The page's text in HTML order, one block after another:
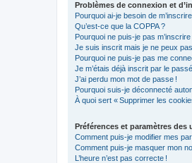
Problèmes de connexion et
Pourquoi ai-je besoin de
Qu’est-ce que la COPPA ?
Pourquoi ne puis-je pas m’inscrire
Je suis inscrit mais je ne peux
Pourquoi ne puis-je pas me
Je m’étais déjà inscrit par le
J’ai perdu mon mot de passe !
Pourquoi suis-je déconnecté
À quoi sert « Supprimer les
Préférences et paramètres des
Comment puis-je modifier mes
Comment puis-je masquer mon
L’heure n’est pas correcte !